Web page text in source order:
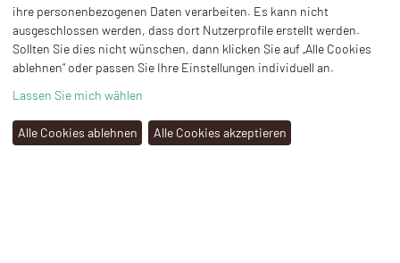
KONTAKT
AGB
DOWNLOADS
DATENSCHUTZERKLÄRUNG
COOKIE-EINSTELLUNGEN
ihre personenbezogenen Daten verarbeiten. Es kann nicht
ausgeschlossen werden, dass dort Nutzerprofile erstellt werden.
Sollten Sie dies nicht wünschen, dann klicken Sie auf „Alle Cookies
ablehnen“ oder passen Sie Ihre Einstellungen individuell an.
Lassen Sie mich wählen
Alle Cookies ablehnen Alle Cookies akzeptieren